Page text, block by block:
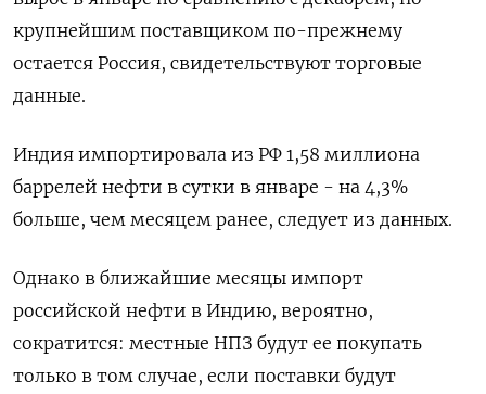
крупнейшим поставщиком по-прежнему
остается Россия, свидетельствуют торговые
данные.
Индия импортировала из РФ 1,58 миллиона
баррелей нефти в сутки в январе - на 4,3%
больше, чем месяцем ранее, следует из данных.
Однако в ближайшие месяцы импорт
российской нефти в Индию, вероятно,
сократится: местные НПЗ будут ее покупать
только в том случае, если поставки будут